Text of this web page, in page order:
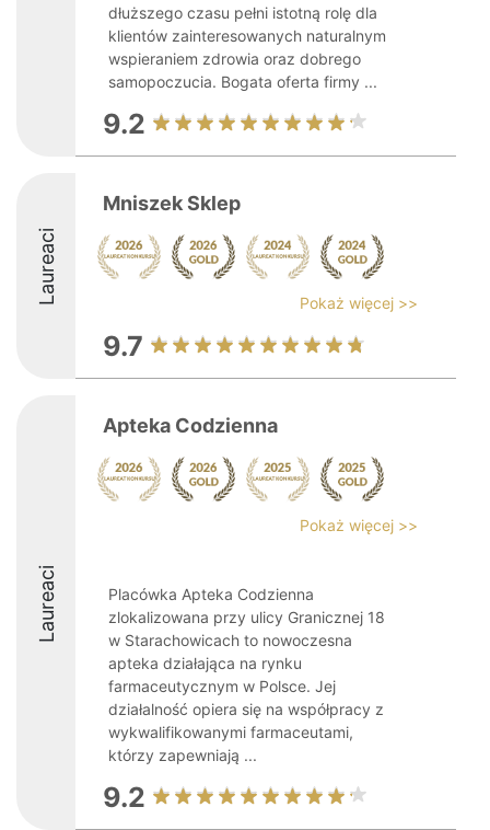
dłuższego czasu pełni istotną rolę dla
klientów zainteresowanych naturalnym
wspieraniem zdrowia oraz dobrego
samopoczucia. Bogata oferta firmy ...
9.2
Laureaci
Mniszek Sklep
Pokaż więcej >>
9.7
Laureaci
Apteka Codzienna
Pokaż więcej >>
Placówka Apteka Codzienna
zlokalizowana przy ulicy Granicznej 18
w Starachowicach to nowoczesna
apteka działająca na rynku
farmaceutycznym w Polsce. Jej
działalność opiera się na współpracy z
wykwalifikowanymi farmaceutami,
którzy zapewniają ...
9.2